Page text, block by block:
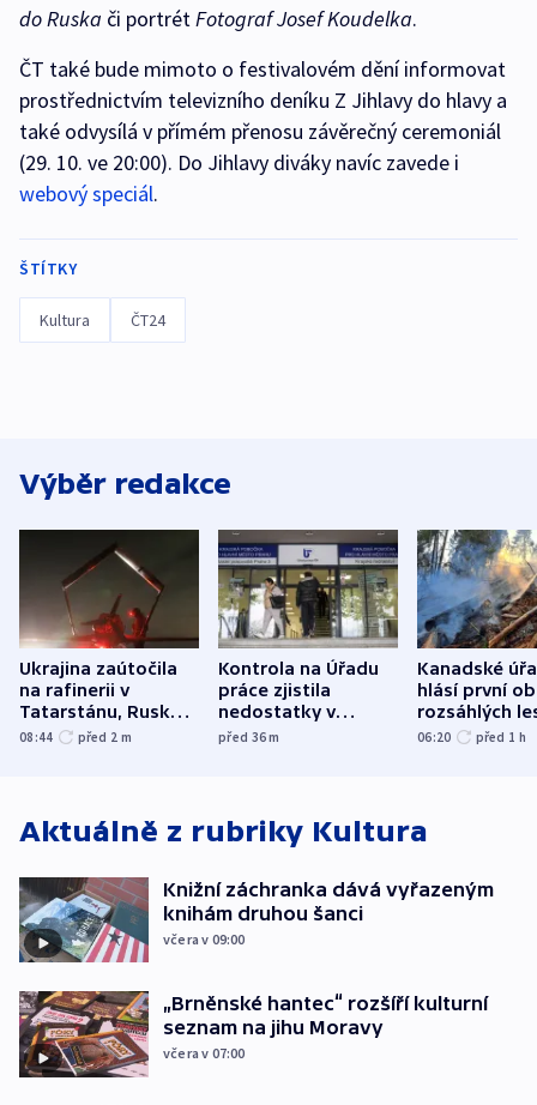
do Ruska či portrétFotograf Josef Koudelka.
ČT také bude mimoto o festivalovém dění informovat
prostřednictvím televizního deníku Z Jihlavy do hlavy a
také odvysílá v přímém přenosu závěrečný ceremoniál
(29. 10. ve 20:00). Do Jihlavy diváky navíc zavede i
webový speciál.
ŠTÍTKY
Kultura ČT24
Výběr redakce
Ukrajina zaútočila
na rafinerii v
Tatarstánu, Rusko
udeřilo na Sumy a
08:44 před 2 m
Kontrola na Úřadu
práce zjistila
nedostatky v
účetnictví za 5,6
před 36m
Kanadské
hlásí první
rozsáhlých
požárů
06:20 před 1 h
Aktuálně z rubriky Kultura
Knižní záchranka dává vyřazeným
knihám druhou šanci
včera v 09:00
„Brněnské hantec“ rozšíří kulturní
seznam na jihu Moravy
včera v 07:00